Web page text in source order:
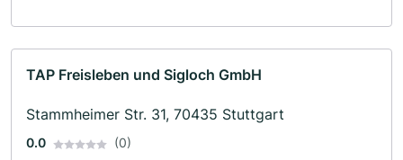
TAP Freisleben und Sigloch GmbH
Stammheimer Str. 31, 70435 Stuttgart
0.0 (0)